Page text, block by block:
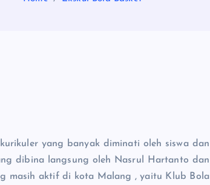
yang banyak diminati oleh siswa dan
dibina langsung oleh Nasrul Hartanto dan
masih aktif di kota Malang , yaitu Klub Bola